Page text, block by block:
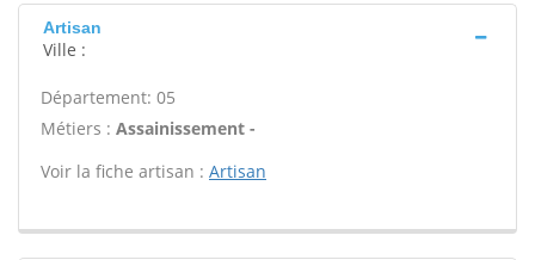
Artisan
Ville :
Département: 05
Métiers : Assainissement -
Voir la fiche artisan : Artisan